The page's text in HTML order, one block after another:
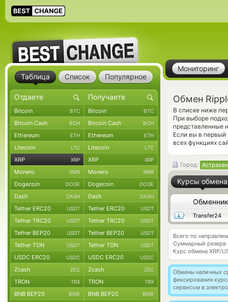
Мониторинг
Обмен
В списке ниже
При выборе
представленные
Если вы в первый
всех функциях
Город:
Курсы обмена
Обменник
Transfer24
Всего по
Суммарный резерв
Курс обмена XRP/
Обмены наличных
фиксирования
сервисом в
Таблица Список Популярное
Bitcoin BTC Bitcoin BTC
Bitcoin Cash BCH Bitcoin Cash BCH
Ethereum ETH Ethereum ETH
Litecoin LTC Litecoin LTC
XRP XRP XRP XRP
Monero XMR Monero XMR
Dogecoin DOGE Dogecoin DOGE
Dash DASH Dash DASH
Tether ERC20 USDT Tether ERC20 USDT
Tether TRC20 USDT Tether TRC20 USDT
Tether BEP20 USDT Tether BEP20 USDT
Tether TON USDT Tether TON USDT
USDC ERC20 USDC USDC ERC20 USDC
Zcash ZEC Zcash ZEC
TRON TRX TRON TRX
BNB BEP20 BNB BNB BEP20 BNB